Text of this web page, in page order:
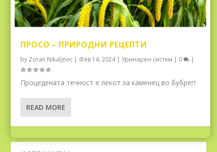
ПРОСО – ПРИРОДНИ РЕЦЕПТИ
by Zoran Nikaljevic | Фев 14, 2024| Уринарен систем | 0 |
Процедената течност е лекот за каменец во бубрег!
READ MORE